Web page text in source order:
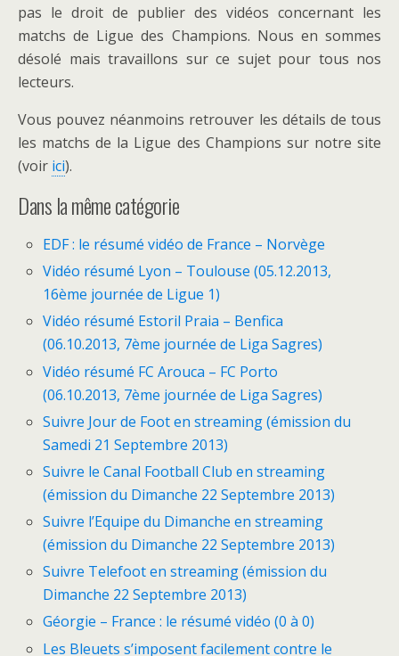
pas le droit de publier des vidéos concernant les
matchs de Ligue des Champions. Nous en sommes
désolé mais travaillons sur ce sujet pour tous nos
lecteurs.
Vous pouvez néanmoins retrouver les détails de tous
les matchs de la Ligue des Champions sur notre site
(voir ici).
Dans la même catégorie
EDF : le résumé vidéo de France – Norvège
Vidéo résumé Lyon – Toulouse (05.12.2013,
16ème journée de Ligue 1)
Vidéo résumé Estoril Praia – Benfica
(06.10.2013, 7ème journée de Liga Sagres)
Vidéo résumé FC Arouca – FC Porto
(06.10.2013, 7ème journée de Liga Sagres)
Suivre Jour de Foot en streaming (émission du
Samedi 21 Septembre 2013)
Suivre le Canal Football Club en streaming
(émission du Dimanche 22 Septembre 2013)
Suivre l’Equipe du Dimanche en streaming
(émission du Dimanche 22 Septembre 2013)
Suivre Telefoot en streaming (émission du
Dimanche 22 Septembre 2013)
Géorgie – France : le résumé vidéo (0 à 0)
Les Bleuets s’imposent facilement contre le